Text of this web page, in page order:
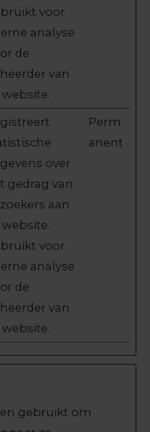
voor
analyse
de
van
website.
over
gedrag van
aan
website.
voor
analyse
de
van
website.
Perm
anent
gebruikt om